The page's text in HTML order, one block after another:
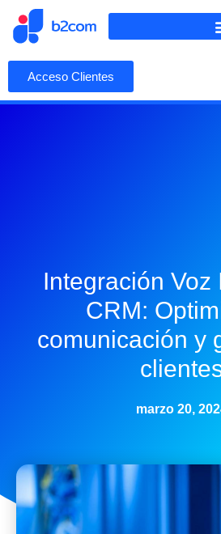
Acceso Clientes
Integración Voz
CRM:
comunicación y
marzo 20,